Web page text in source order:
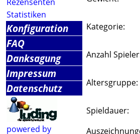
Statistiken
Konfiguration
FAQ
Danksagung
Impressum
Datenschutz
powered by
Kategorie:
Anzahl
Altersgruppe:
Spieldauer: